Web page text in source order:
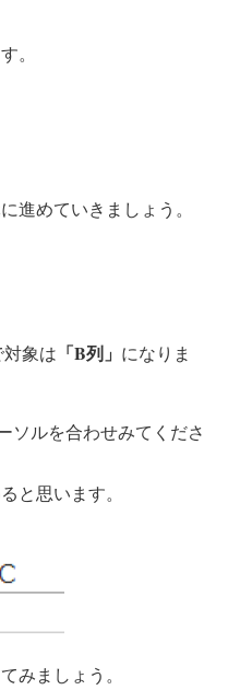
。
進めていきましょう。
象は 「B列」 になりま
ソルを合わせみてくださ
と思います。
みましょう。